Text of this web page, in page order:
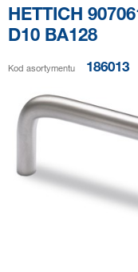
HETTICH
D10 BA128
Kod asortymentu 186013